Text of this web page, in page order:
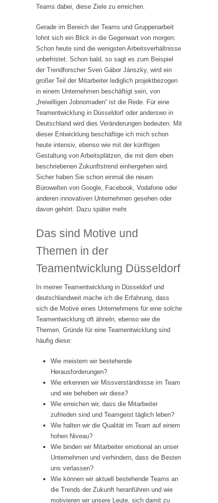
Teams dabei, diese Ziele zu erreichen.
Gerade im Bereich der Teams und Gruppenarbeit
lohnt sich ein Blick in die Gegenwart von morgen:
Schon heute sind die wenigsten Arbeitsverhältnisse
unbefristet. Schon bald, so sagt es zum Beispiel
der Trendforscher Sven Gábor Jánszky, wird ein
großer Teil der Mitarbeiter lediglich projektbezogen
in einem Unternehmen beschäftigt sein, von
„freiwilligen Jobnomaden“ ist die Rede. Für eine
Teamentwicklung in Düsseldorf oder anderswo in
Deutschland wird dies Veränderungen bedeuten. Mit
dieser Entwicklung beschäftige ich mich schon
heute intensiv, ebenso wie mit der künftigen
Gestaltung von Arbeitsplätzen, die mit dem eben
beschriebenen Zukunftstrend einhergehen wird.
Sicher haben Sie schon einmal die neuen
Bürowelten von Google, Facebook, Vodafone oder
anderen innovativen Unternehmen gesehen oder
davon gehört. Dazu später mehr.
Das sind Motive und
Themen in der
Teamentwicklung Düsseldorf
In meiner Teamentwicklung in Düsseldorf und
deutschlandweit mache ich die Erfahrung, dass
sich die Motive eines Unternehmens für eine solche
Teamentwicklung oft ähneln, ebenso wie die
Themen. Gründe für eine Teamentwicklung sind
häufig diese:
Wie meistern wir bestehende
Herausforderungen?
Wie erkennen wir Missverständnisse im Team
und wie beheben wir diese?
Wie erreichen wir, dass die Mitarbeiter
zufrieden sind und Teamgeist täglich leben?
Wie halten wir die Qualität im Team auf einem
hohen Niveau?
Wie binden wir Mitarbeiter emotional an unser
Unternehmen und verhindern, dass die Besten
uns verlassen?
Wie können wir aktuell bestehende Teams an
die Trends der Zukunft heranführen und wie
motivieren wir unsere Leute, sich damit zu